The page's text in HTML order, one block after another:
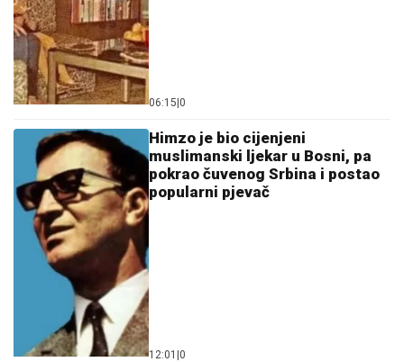
06:15 0
Himzo je bio cijenjeni
muslimanski ljekar u Bosni, pa
pokrao čuvenog Srbina i postao
popularni pjevač
12:01 0